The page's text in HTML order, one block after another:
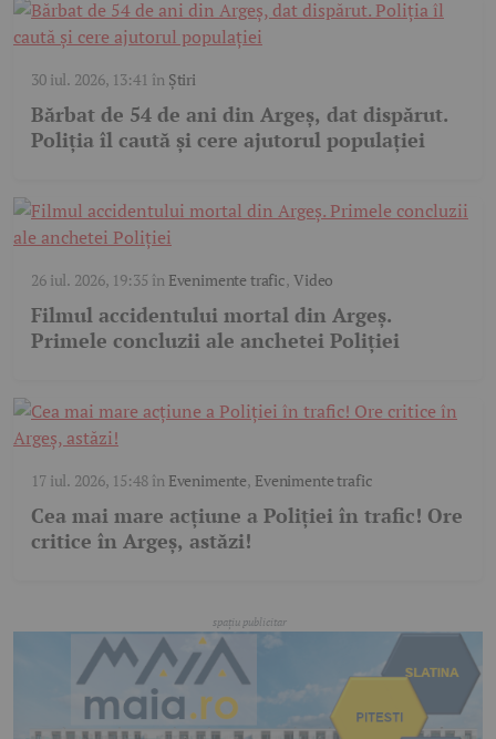
30 iul. 2026, 13:41 în Știri
Bărbat de 54 de ani din Argeș, dat dispărut.
Poliția îl caută și cere ajutorul populației
26 iul. 2026, 19:35 în Evenimente trafic, Video
Filmul accidentului mortal din Argeș.
Primele concluzii ale anchetei Poliției
17 iul. 2026, 15:48în Evenimente, Evenimente trafic
Cea mai mare acțiune a Poliției în trafic! Ore
critice în Argeș, astăzi!